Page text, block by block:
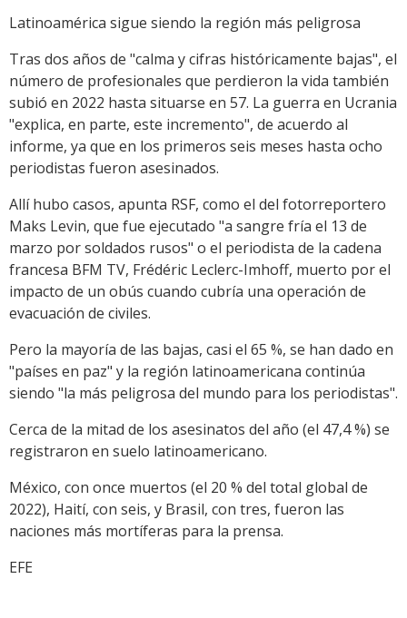
Latinoamérica sigue siendo la región más peligrosa
Tras dos años de "calma y cifras históricamente bajas", el
número de profesionales que perdieron la vida también
subió en 2022 hasta situarse en 57. La guerra en Ucrania
"explica, en parte, este incremento", de acuerdo al
informe, ya que en los primeros seis meses hasta ocho
periodistas fueron asesinados.
Allí hubo casos, apunta RSF, como el del fotorreportero
Maks Levin, que fue ejecutado "a sangre fría el 13 de
marzo por soldados rusos" o el periodista de la cadena
francesa BFM TV, Frédéric Leclerc-Imhoff, muerto por el
impacto de un obús cuando cubría una operación de
evacuación de civiles.
Pero la mayoría de las bajas, casi el 65 %, se han dado en
"países en paz" y la región latinoamericana continúa
siendo "la más peligrosa del mundo para los periodistas".
Cerca de la mitad de los asesinatos del año (el 47,4 %) se
registraron en suelo latinoamericano.
México, con once muertos (el 20 % del total global de
2022), Haití, con seis, y Brasil, con tres, fueron las
naciones más mortíferas para la prensa.
EFE